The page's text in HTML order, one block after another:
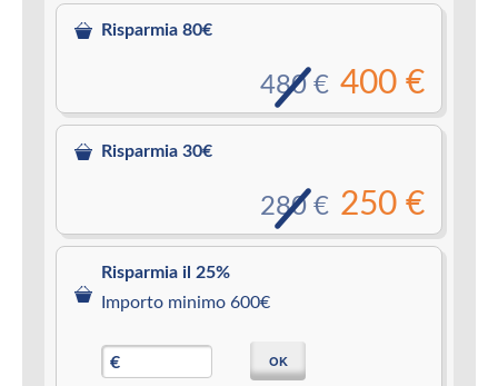
Risparmia 80€
400 €
480 €
Risparmia 30€
250 €
280 €
Risparmia il 25%
Importo minimo 600€
€ OK